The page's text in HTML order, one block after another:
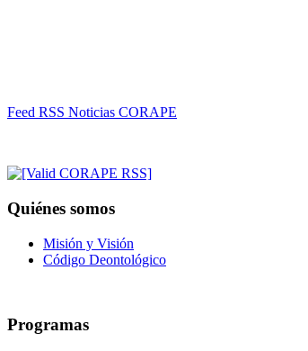
Feed RSS Noticias CORAPE
Quiénes somos
Misión y Visión
Código Deontológico
Programas